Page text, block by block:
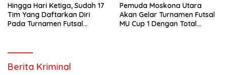
Hingga Hari Ketiga, Sudah 17
Tim Yang Daftarkan Diri
Pada Turnamen Futsal
Pemuda Moskona Utara
Akan Gelar Turnamen Futsal
MU Cup 1 Dengan Total
Berita Kriminal